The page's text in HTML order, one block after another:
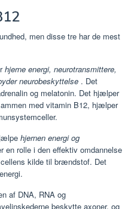
men disse tre har de mest
hjerne energi, neurotransmittere,
neurobeskyttelse . Det
og melatonin. Det hjælper
med vitamin B12, hjælper
hjernen energi og
en rolle i den effektiv omdannelse
kilde til brændstof. Det
af ​​DNA, RNA og
beskytte axoner, og